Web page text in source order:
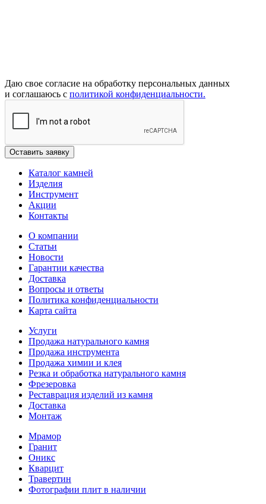
Даю свое согласие на обработку персональных данных
и соглашаюсь с политикой конфиденциальности.
Каталог камней
Изделия
Инструмент
Акции
Контакты
О компании
Статьи
Новости
Гарантии качества
Доставка
Вопросы и ответы
Политика конфиденциальности
Карта сайта
Услуги
Продажа натурального камня
Продажа инструмента
Продажа химии и клея
Резка и обработка натурального камня
Фрезеровка
Реставрация изделий из камня
Доставка
Монтаж
Мрамор
Гранит
Оникс
Кварцит
Травертин
Фотографии плит в наличии